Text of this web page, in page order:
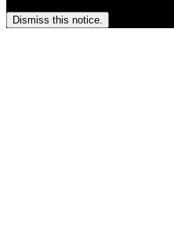
Dismiss this notice.